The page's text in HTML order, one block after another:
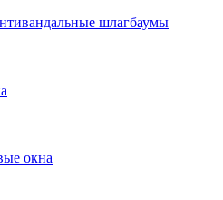
шлагбаумы
окна